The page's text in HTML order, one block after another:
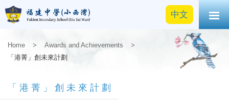
中文
Home > Awards and Achievements
>
「港菁」創未來計劃
「港菁」創未來計劃